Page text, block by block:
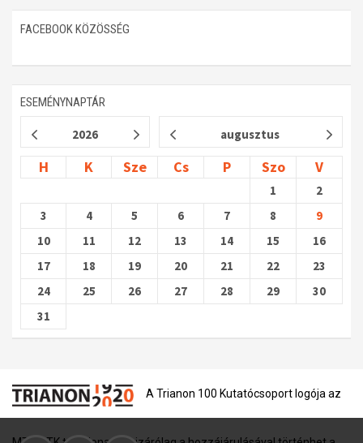
FACEBOOK KÖZÖSSÉG
ESEMÉNYNAPTÁR
2026 augusztus
H K Sze Cs P Szo V
1
2
3
4 5 6 7 8
9
10
11 12 13 14 15
16
17
18 19 20 21 22
23
24
25 26 27 28 29
30
31
A Trianon 100 Kutatócsoport logója az